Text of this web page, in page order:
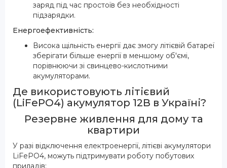
заряд під час простоїв без необхідності
підзарядки.
Енергоефективність:
Висока щільність енергії дає змогу літієвій батареї
зберігати більше енергії в меншому об'ємі,
порівнюючи зі свинцево-кислотними
акумуляторами.
Де використовують літієвий
(LiFePO4) акумулятор 12В в Україні?
Резервне живлення для дому та
квартири
У разі відключення електроенергії, літієві акумулятори
LiFePO4, можуть підтримувати роботу побутових
приладів: